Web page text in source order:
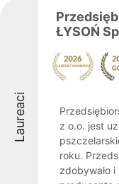
Laureaci
ŁYSOŃ
z o.o. jest
roku.
zdobywało